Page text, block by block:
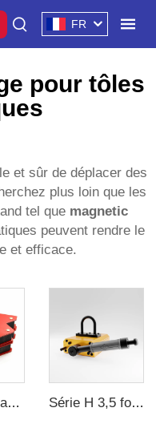
FR
pour tôles
et sûr de déplacer des
plus loin que les
tel que magnetic
peuvent rendre le
et efficace.
Aimant en caoutchouc étanche durable Série H 3,5 fois le ratio de sécurité Certification CE